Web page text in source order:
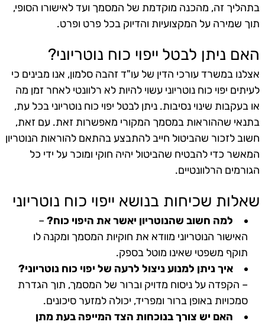
בתהליך זה, מהכנה מוקדמת של המסמך ועד לאישורו הסופי,
תוך שמירה על המקצועיות והדיוק בכל פרט ופרט.
האם ניתן לבטל ייפוי כוח נוטריוני?
אצלנו במשרד עורכי הדין של עו"ד זהבה סלמון, אנו מבינים כי
לעיתים יפוי כוח נוטריוני עשוי להיות לא רלוונטי לאחר זמן מה
או בעקבות שינוי נסיבות. ניתן לבטל יפוי כוח נוטריוני בכל עת,
בתנאי שההוראות במסמך המקורי מאפשרות זאת. עם זאת,
חשוב לזכור שהביטול חייב להתבצע בהתאם להוראות הנוטריון
המאשר כדי להבטיח שהביטול יהיה חוקי ומוכר על ידי כל
הגורמים הרלוונטיים.
שאלות שכיחות בנושא ייפוי כוח נוטריוני
למה חשוב שהנוטריון יאשר את היפוי כוח?–
האישור הנוטריוני מוודא את חוקיות המסמך ומקנה לו
תוקף משפטי שאינו מוטל בספק.
איך ניתן למנוע ניצול לרעה של יפוי כוח נוטריוני?
– הקפדה על ניסוח מדויק וברור של המסמך, תוך הגדרת
סמכויות באופן ברור ומפריד, יכולה למזער סיכונים.
האם יש צורך בנוכחות הצד המייפה בעת מתן